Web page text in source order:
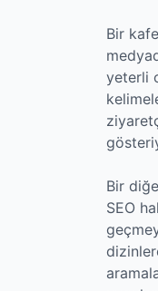
Bir
yeterli
Bir
SEO